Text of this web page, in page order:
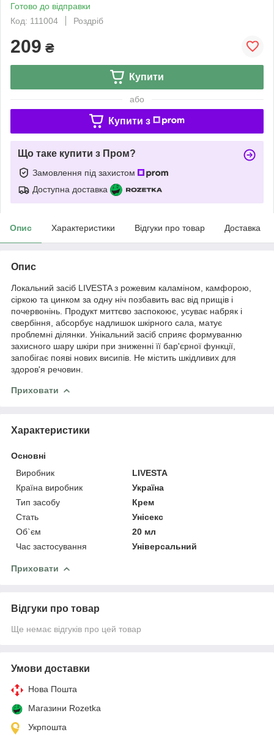
Готово до відправки
Код: 111004
Роздріб
209 ₴
Купити
або
Купити з
Що таке купити з Пром?
Замовлення під захистом
Доступна доставка
Опис Характеристики Відгуки про товар Доставка
Опис
Локальний засіб LIVESTA з рожевим каламіном, камфорою,
сіркою та цинком за одну ніч позбавить вас від прищів і
почервонінь. Продукт миттєво заспокоює, усуває набряк і
свербіння, абсорбує надлишок шкірного сала, матує
проблемні ділянки. Унікальний засіб сприяє формуванню
захисного шару шкіри при зниженні її бар'єрної функції,
запобігає появі нових висипів. Не містить шкідливих для
здоров'я речовин.
Приховати
Характеристики
Основні
Виробник
LIVESTA
Країна виробник
Україна
Тип засобу
Крем
Стать
Унісекс
Об`єм
20 мл
Час застосування
Універсальний
Приховати
Відгуки про товар
Ще немає відгуків про цей товар
Умови доставки
Нова Пошта
Магазини Rozetka
Укрпошта